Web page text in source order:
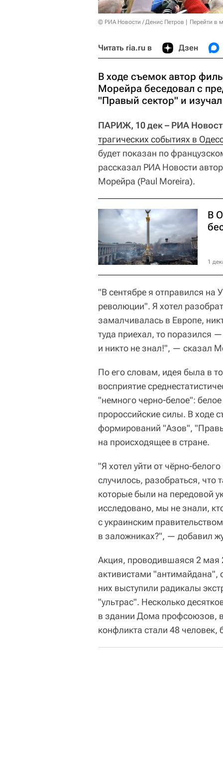
© РИА Новости / Денис Петров Перейти в
Читать ria.ru в Дзен
В ходе съемок автор
Морейра беседовал с
"Правый сектор" и
ПАРИЖ, 10 дек – РИА
трагических событиях в
будет показан по
рассказал РИА Новости
Морейра (Paul Moreira).
В
1
"В сентябре я отправился
революции". Я хотел
замалчивалась в Европе,
туда приехал, то поразился
и никто не знал!", — сказал
По его словам, идея была в
восприятие
"немного черно-белое":
пророссийские силы. В ходе
формирований "Азов",
на происходящее в стране.
"Я хотел уйти от чёрно-
случилось, разобраться, что
которые были на передовой
исследовано, мы не знали,
с украинским
в заложниках?", — добавил
Акция, проводившаяся 2 мая
активистами "антимайдана",
них выступили радикалы
"ультрас". Несколько
в здании Дома профсоюзов,
конфликта стали 48 человек,